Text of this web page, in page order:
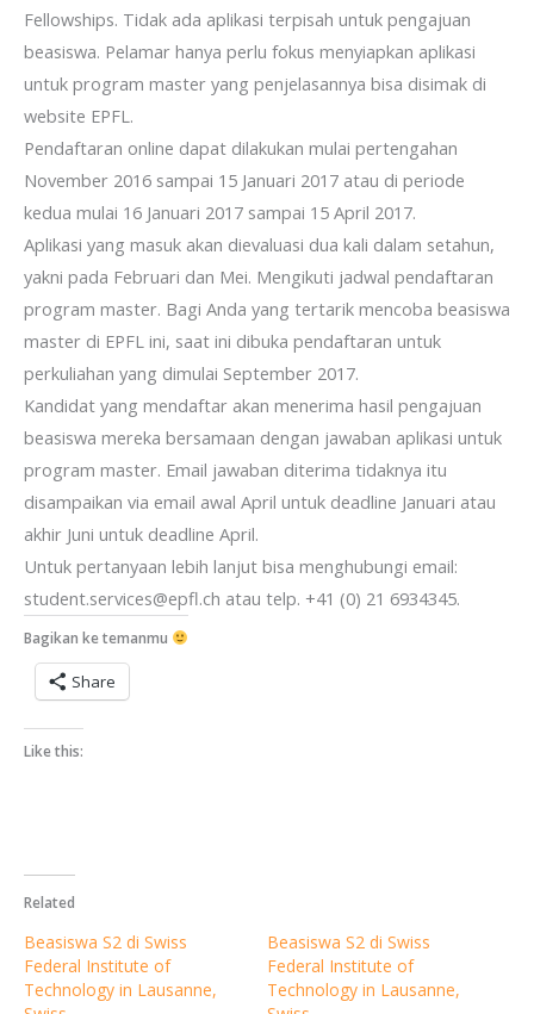
Fellowships. Tidak ada aplikasi terpisah untuk pengajuan
beasiswa. Pelamar hanya perlu fokus menyiapkan aplikasi
untuk program master yang penjelasannya bisa disimak di
website EPFL.
Pendaftaran online dapat dilakukan mulai pertengahan
November 2016 sampai 15 Januari 2017 atau di periode
kedua mulai 16 Januari 2017 sampai 15 April 2017.
Aplikasi yang masuk akan dievaluasi dua kali dalam setahun,
yakni pada Februari dan Mei. Mengikuti jadwal pendaftaran
program master. Bagi Anda yang tertarik mencoba beasiswa
master di EPFL ini, saat ini dibuka pendaftaran untuk
perkuliahan yang dimulai September 2017.
Kandidat yang mendaftar akan menerima hasil pengajuan
beasiswa mereka bersamaan dengan jawaban aplikasi untuk
program master. Email jawaban diterima tidaknya itu
disampaikan via email awal April untuk deadline Januari atau
akhir Juni untuk deadline April.
Untuk pertanyaan lebih lanjut bisa menghubungi email:
student.services@epfl.ch atau telp. +41 (0) 21 6934345.
Bagikan ke temanmu
Share
Like this:
Related
Beasiswa S2 di Swiss
Federal Institute of
Technology in Lausanne,
Beasiswa S2 di Swiss
Federal Institute of
Technology in Lausanne,
dapat info terkini seputar beasiswa dalam dan
negeri langsung dari emailmu? Isi nama dan email di
bawah ini ya: